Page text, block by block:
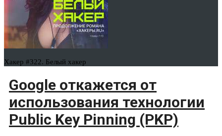
Хакер #322. Белый хакер
Google откажется от
использования технологии
Public Key Pinning (PKP)